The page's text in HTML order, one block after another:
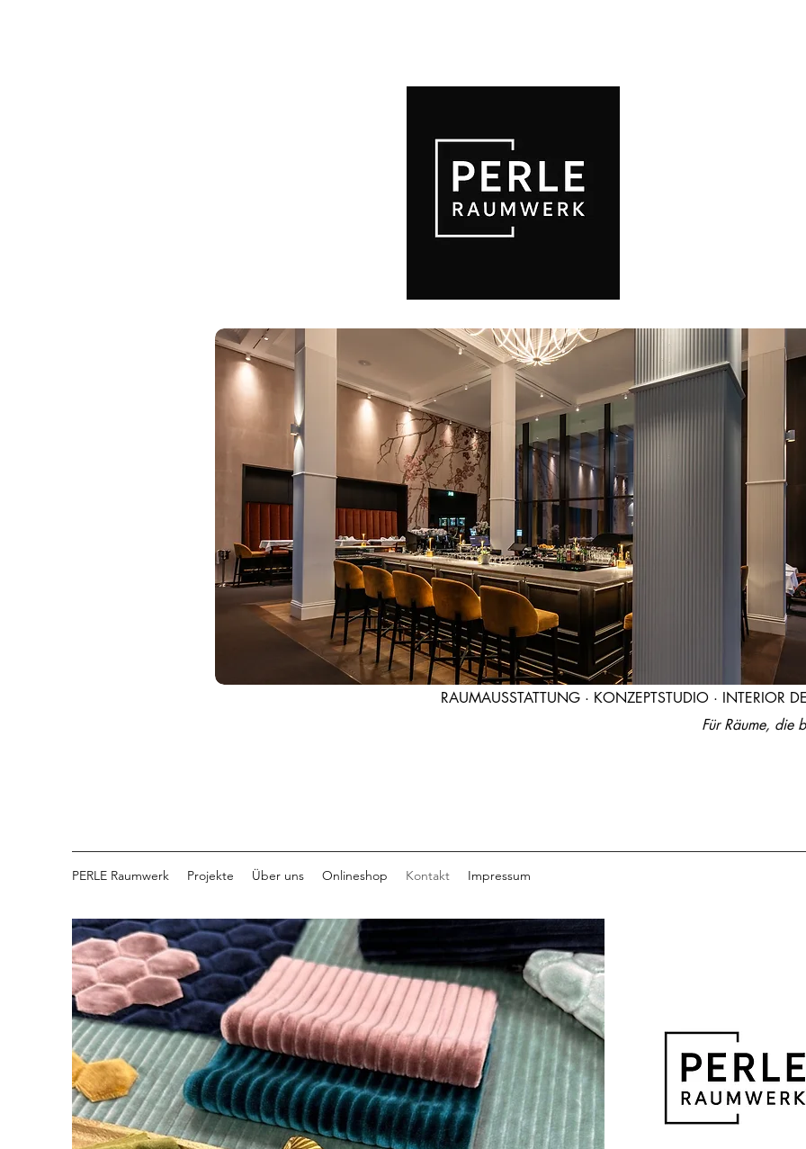
RAUMAUSSTATTUNG · KONZEPTSTUDIO · INTERIOR
Für Räume, die
PERLE Raumwerk Projekte Über uns Onlineshop Kontakt Impressum